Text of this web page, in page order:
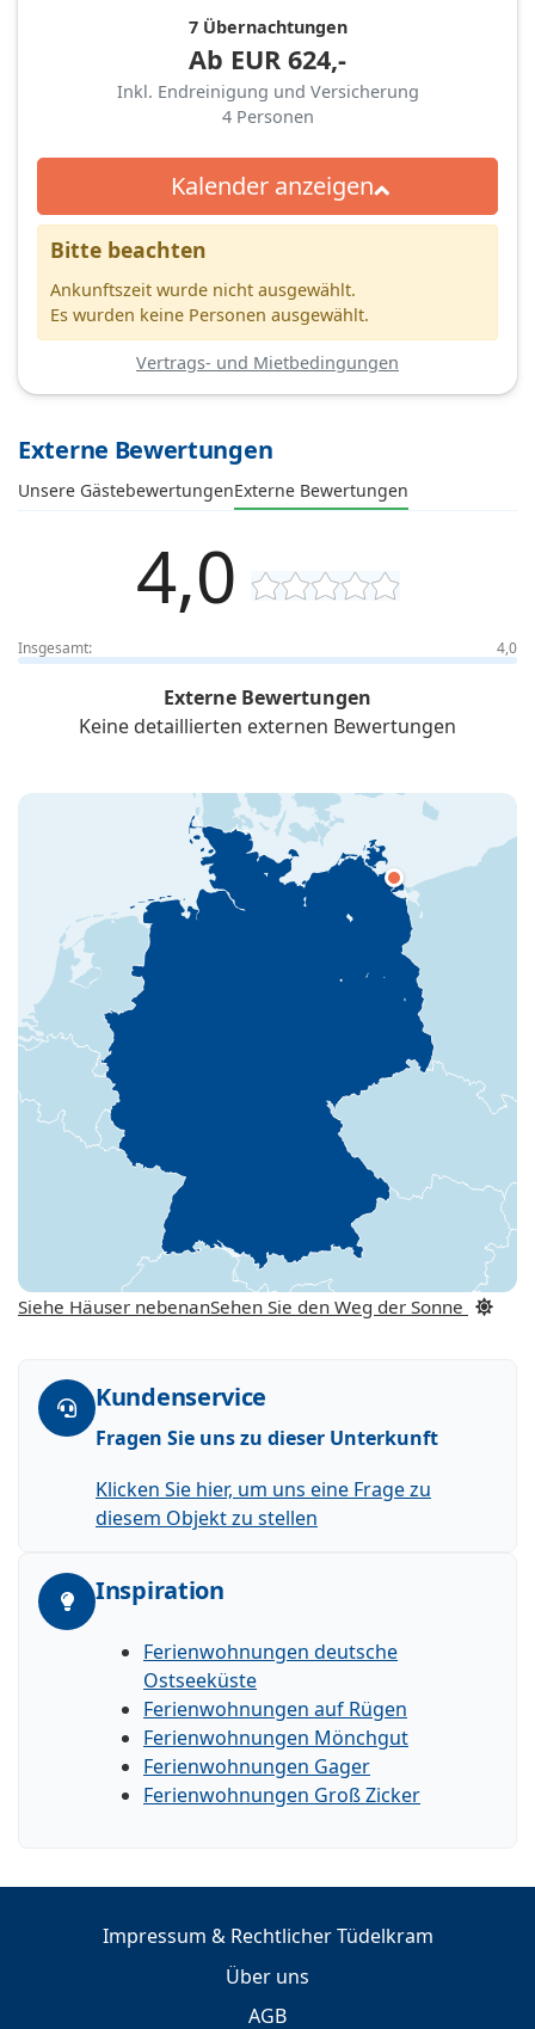
7 Übernachtungen
Ab EUR 624,-
Inkl. Endreinigung und Versicherung
4 Personen
Kalender anzeigen
Bitte beachten
Ankunftszeit wurde nicht ausgewählt.
Es wurden keine Personen ausgewählt.
Vertrags- und Mietbedingungen
Externe Bewertungen
Unsere GästebewertungenExterne Bewertungen
4,0
Insgesamt: 4,0
Externe Bewertungen
Keine detaillierten externen Bewertungen
Siehe Häuser nebenanSehen Sie den Weg der Sonne
Kundenservice
Fragen Sie uns zu dieser Unterkunft
Klicken Sie hier, um uns eine Frage zu
diesem Objekt zu stellen
Inspiration
Ferienwohnungen deutsche
Ostseeküste
Ferienwohnungen auf Rügen
Ferienwohnungen Mönchgut
Ferienwohnungen Gager
Ferienwohnungen Groß Zicker
Impressum & Rechtlicher Tüdelkram
Über uns
AGB